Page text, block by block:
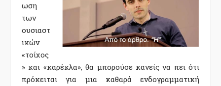
ωση
των
ουσιαστ
ικών
«τοίχος
» και «καρέκλα», θα μπορούσε κανείς να πει ότι
πρόκειται για μια καθαρά ενδογραμματική